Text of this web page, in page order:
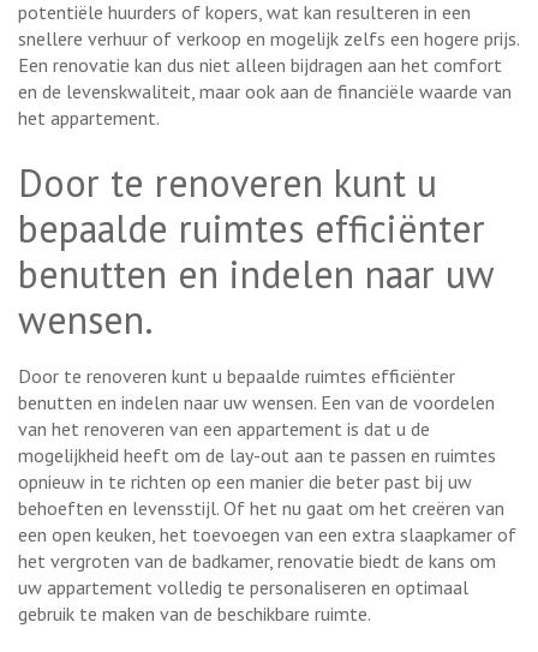
potentiële huurders of kopers, wat kan resulteren in een
snellere verhuur of verkoop en mogelijk zelfs een hogere prijs.
Een renovatie kan dus niet alleen bijdragen aan het comfort
en de levenskwaliteit, maar ook aan de financiële waarde van
het appartement.
Door te renoveren kunt u
bepaalde ruimtes efficiënter
benutten en indelen naar uw
wensen.
Door te renoveren kunt u bepaalde ruimtes efficiënter
benutten en indelen naar uw wensen. Een van de voordelen
van het renoveren van een appartement is dat u de
mogelijkheid heeft om de lay-out aan te passen en ruimtes
opnieuw in te richten op een manier die beter past bij uw
behoeften en levensstijl. Of het nu gaat om het creëren van
een open keuken, het toevoegen van een extra slaapkamer of
het vergroten van de badkamer, renovatie biedt de kans om
uw appartement volledig te personaliseren en optimaal
gebruik te maken van de beschikbare ruimte.